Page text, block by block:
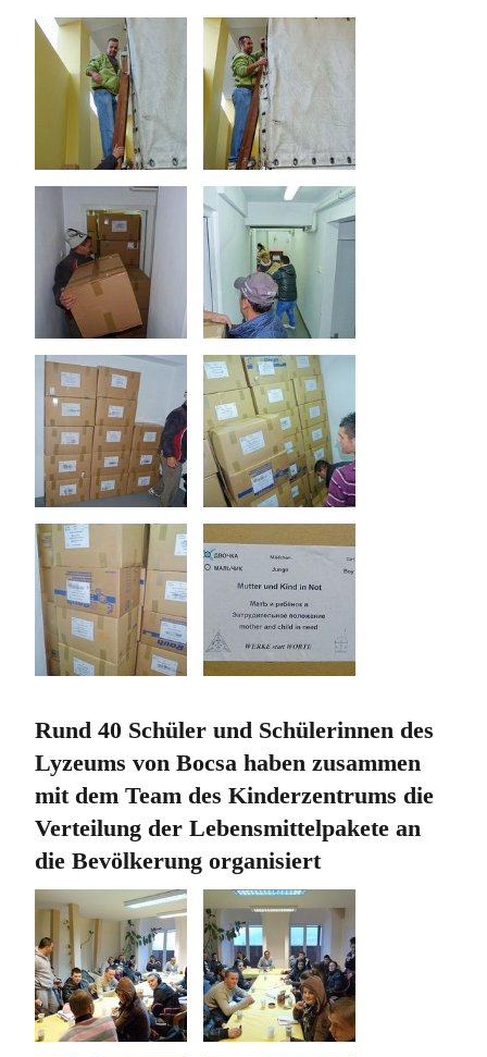
Rund 40 Schüler und Schülerinnen des
Lyzeums von Bocsa haben zusammen
mit dem Team des Kinderzentrums die
Verteilung der Lebensmittelpakete an
die Bevölkerung organisiert